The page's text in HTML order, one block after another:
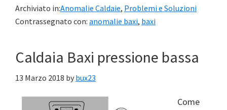
Archiviato in:Anomalie Caldaie, Problemi e Soluzioni
Contrassegnato con: anomalie baxi, baxi
Caldaia Baxi pressione bassa
13 Marzo 2018 by bux23
Come